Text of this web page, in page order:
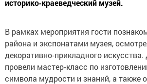
историко‑краеведческий музей.
В рамках мероприятия гости
района и экспонатами музея,
декоративно‑прикладного
провели мастер‑класс по
символа мудрости и знаний, а также